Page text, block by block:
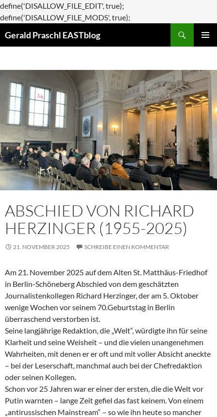
define('DISALLOW_FILE_EDIT', true);
define('DISALLOW_FILE_MODS', true);
Gerald Praschl EASTblog
ABSCHIED VON RICHARD
HERZINGER (1955-2025)
21. NOVEMBER 2025 SCHREIBE EINEN KOMMENTAR
Am 21. November 2025 auf dem Alten St. Matthäus-Friedhof
in Berlin-Schöneberg Abschied von dem geschätzten
Journalistenkollegen Richard Herzinger, der am 5. Oktober
wenige Wochen vor seinem 70.Geburtstag in Berlin
überraschend verstorben ist.
Seine langjährige Redaktion, die „Welt“, würdigte ihn für seine
Klarheit und seine Weisheit – und die vielen unangenehmen
Wahrheiten, mit denen er er oft und mit voller Absicht aneckte
– bei der Leserschaft, manchmal auch bei der Chefredaktion
oder seinen Kollegen.
Schon vor 25 Jahren war er einer der ersten, die die Welt vor
Putin warnten – lange Zeit gefiel das fast keinem. Von einem
„antirussischen Mainstream“ – so wie ihn heute so mancher